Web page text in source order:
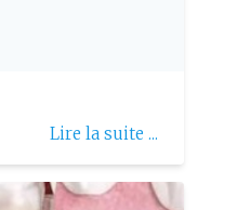
Lire la suite ...